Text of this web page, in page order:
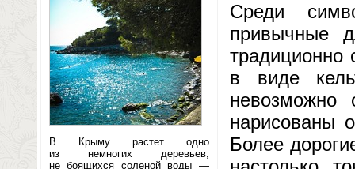
В Крыму растет одно
из немногих деревьев,
не боящихся соленой воды —
Среди
привычные
традиционно
в виде
нарисованы
Более